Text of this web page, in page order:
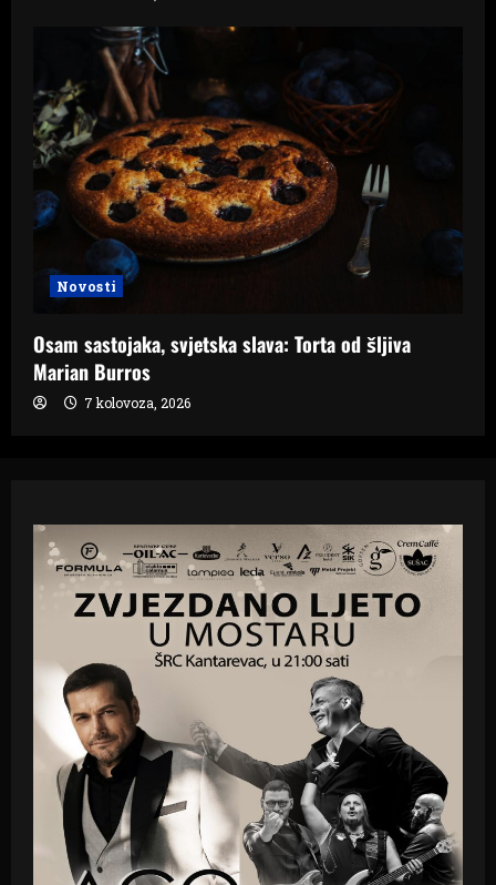
Novosti
Osam sastojaka, svjetska slava: Torta od šljiva
Marian Burros
7 kolovoza, 2026